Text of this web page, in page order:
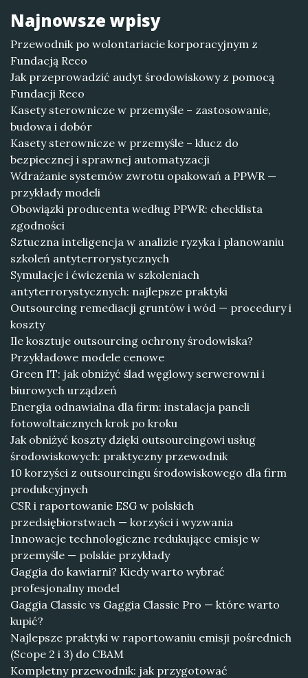
Najnowsze wpisy
Przewodnik po wolontariacie korporacyjnym z
Fundacją Reco
Jak przeprowadzić audyt środowiskowy z pomocą
Fundacji Reco
Kasety sterownicze w przemyśle – zastosowanie,
budowa i dobór
Kasety sterownicze w przemyśle – klucz do
bezpiecznej i sprawnej automatyzacji
Wdrażanie systemów zwrotu opakowań a PPWR —
przykłady modeli
Obowiązki producenta według PPWR: checklista
zgodności
Sztuczna inteligencja w analizie ryzyka i planowaniu
szkoleń antyterrorystycznych
Symulacje i ćwiczenia w szkoleniach
antyterrorystycznych: najlepsze praktyki
Outsourcing remediacji gruntów i wód — procedury i
koszty
Ile kosztuje outsourcing ochrony środowiska?
Przykładowe modele cenowe
Green IT: jak obniżyć ślad węglowy serwerowni i
biurowych urządzeń
Energia odnawialna dla firm: instalacja paneli
fotowoltaicznych krok po kroku
Jak obniżyć koszty dzięki outsourcingowi usług
środowiskowych: praktyczny przewodnik
10 korzyści z outsourcingu środowiskowego dla firm
produkcyjnych
CSR i raportowanie ESG w polskich
przedsiębiorstwach — korzyści i wyzwania
Innowacje technologiczne redukujące emisje w
przemyśle — polskie przykłady
Gaggia do kawiarni? Kiedy warto wybrać
profesjonalny model
Gaggia Classic vs Gaggia Classic Pro — które warto
kupić?
Najlepsze praktyki w raportowaniu emisji pośrednich
(Scope 2 i 3) do CBAM
Kompletny przewodnik: jak przygotować